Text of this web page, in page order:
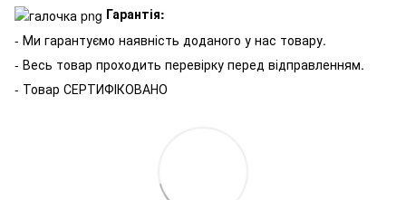
Гарантія:
- Ми гарантуємо наявність доданого у нас товару.
- Весь товар проходить перевірку перед відправленням.
- Товар СЕРТИФІКОВАНО